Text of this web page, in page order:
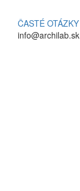
ČASTÉ OTÁZKY
info@archilab.sk